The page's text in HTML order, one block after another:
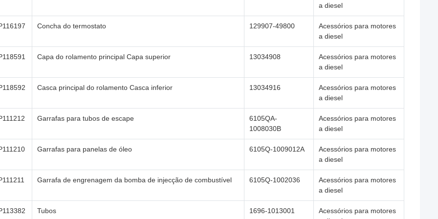
a diesel
Concha do termostato 129907-49800
Acessórios para motores
a diesel
Capa do rolamento principal Capa superior 13034908
Acessórios para motores
a diesel
Casca principal do rolamento Casca inferior 13034916
Acessórios para motores
a diesel
Garrafas para tubos de escape
6105QA-
1008030B
Acessórios para motores
a diesel
Garrafas para panelas de óleo 6105Q-1009012A
Acessórios para motores
a diesel
Garrafa de engrenagem da bomba de injecção de combustível 6105Q-1002036
Acessórios para motores
a diesel
Tubos 1696-1013001
Acessórios para motores